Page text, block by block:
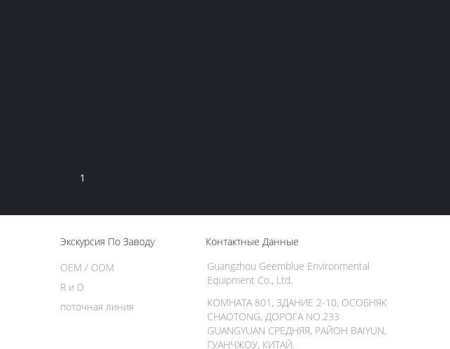
1
Экскурсия По Заводу
поточная линия
OEM / ODM
R и D
Контактные Данные
Guangzhou Geemblue Environmental
Equipment Co., Ltd.
КОМНАТА 801, ЗДАНИЕ 2-10, ОСОБНЯК
CHAOTONG, ДОРОГА NO.233
GUANGYUAN СРЕДНЯЯ, РАЙОН BAIYUN,
ГУАНЧЖОУ, КИТАЙ.